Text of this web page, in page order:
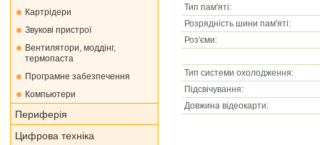
Картрідери
Звукові пристрої
Вентилятори, моддінг,
термопаста
Програмне забезпечення
Компьютери
Периферія
Цифрова техніка
Тип пам'яті:
Розрядність шини пам'яті:
Роз'єми:
Тип системи охолодження:
Підсвічування:
Довжина відеокарти: